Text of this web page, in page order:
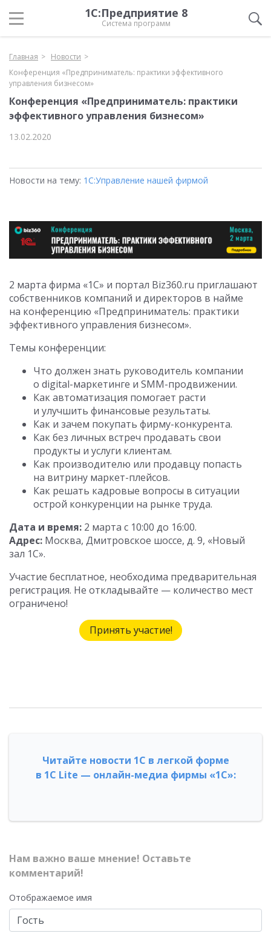
1С:Предприятие 8
Система программ
Главная
Новости
Конференция «Предприниматель: практики эффективного
управления бизнесом»
Конференция «Предприниматель: практики
эффективного управления бизнесом»
13.02.2020
Новости на тему: 1С:Управление нашей фирмой
2 марта фирма «1С» и портал Biz360.ru приглашают
собственников компаний и директоров в найме
на конференцию «Предприниматель: практики
эффективного управления бизнесом».
Темы конференции:
Что должен знать руководитель компании
о digital-маркетинге и SMM-продвижении.
Как автоматизация помогает расти
и улучшить финансовые результаты.
Как и зачем покупать фирму-конкурента.
Как без личных встреч продавать свои
продукты и услуги клиентам.
Как производителю или продавцу попасть
на витрину маркет-плейсов.
Как решать кадровые вопросы в ситуации
острой конкуренции на рынке труда.
Дата и время: 2 марта с 10:00 до 16:00.
Адрес: Москва, Дмитровское шоссе, д. 9, «Новый
зал 1С».
Участие бесплатное, необходима предварительная
регистрация. Не откладывайте — количество мест
ограничено!
Принять участие!
Читайте новости 1С в легкой форме
в 1С Lite — онлайн-медиа фирмы «1С»:
Нам важно ваше мнение! Оставьте
комментарий!
Отображаемое имя